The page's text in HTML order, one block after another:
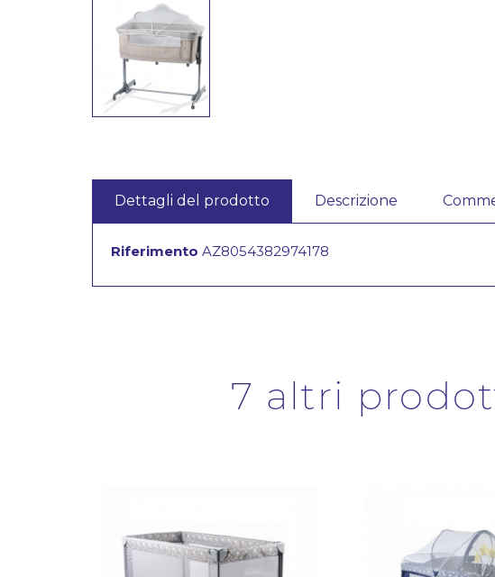
Dettagli del prodotto Descrizione
Riferimento AZ8054382974178
7 altri